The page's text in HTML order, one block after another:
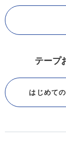
テープ
はじめて